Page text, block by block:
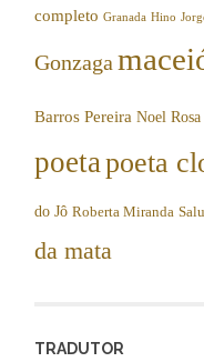
completo Granada Hino
Gonzaga
Barros Pereira Noel Rosa
poeta poeta
do Jô Roberta Miranda
da mata
TRADUTOR